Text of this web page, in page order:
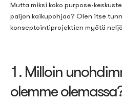
Mutta miksi koko purpose-
paljon kaikupohjaa? Olen itse
konseptointiprojektien myötä
1. Milloin
olemme